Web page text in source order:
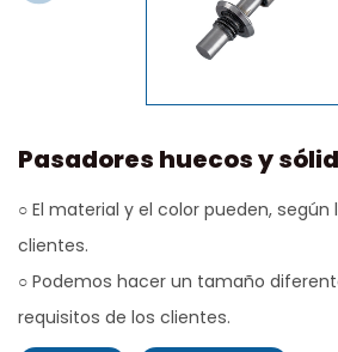
Pasadores huecos y
○ El material y el color pueden,
clientes.
○ Podemos hacer un tamaño
requisitos de los clientes.